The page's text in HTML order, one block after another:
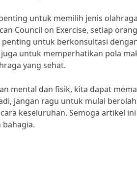
untuk memilih jenis
Council on Exercise, setiap
untuk berkonsultasi
untuk memperhatikan pola
yang sehat.
mental dan fisik, kita dapat
jangan ragu untuk mulai
keseluruhan. Semoga artikel